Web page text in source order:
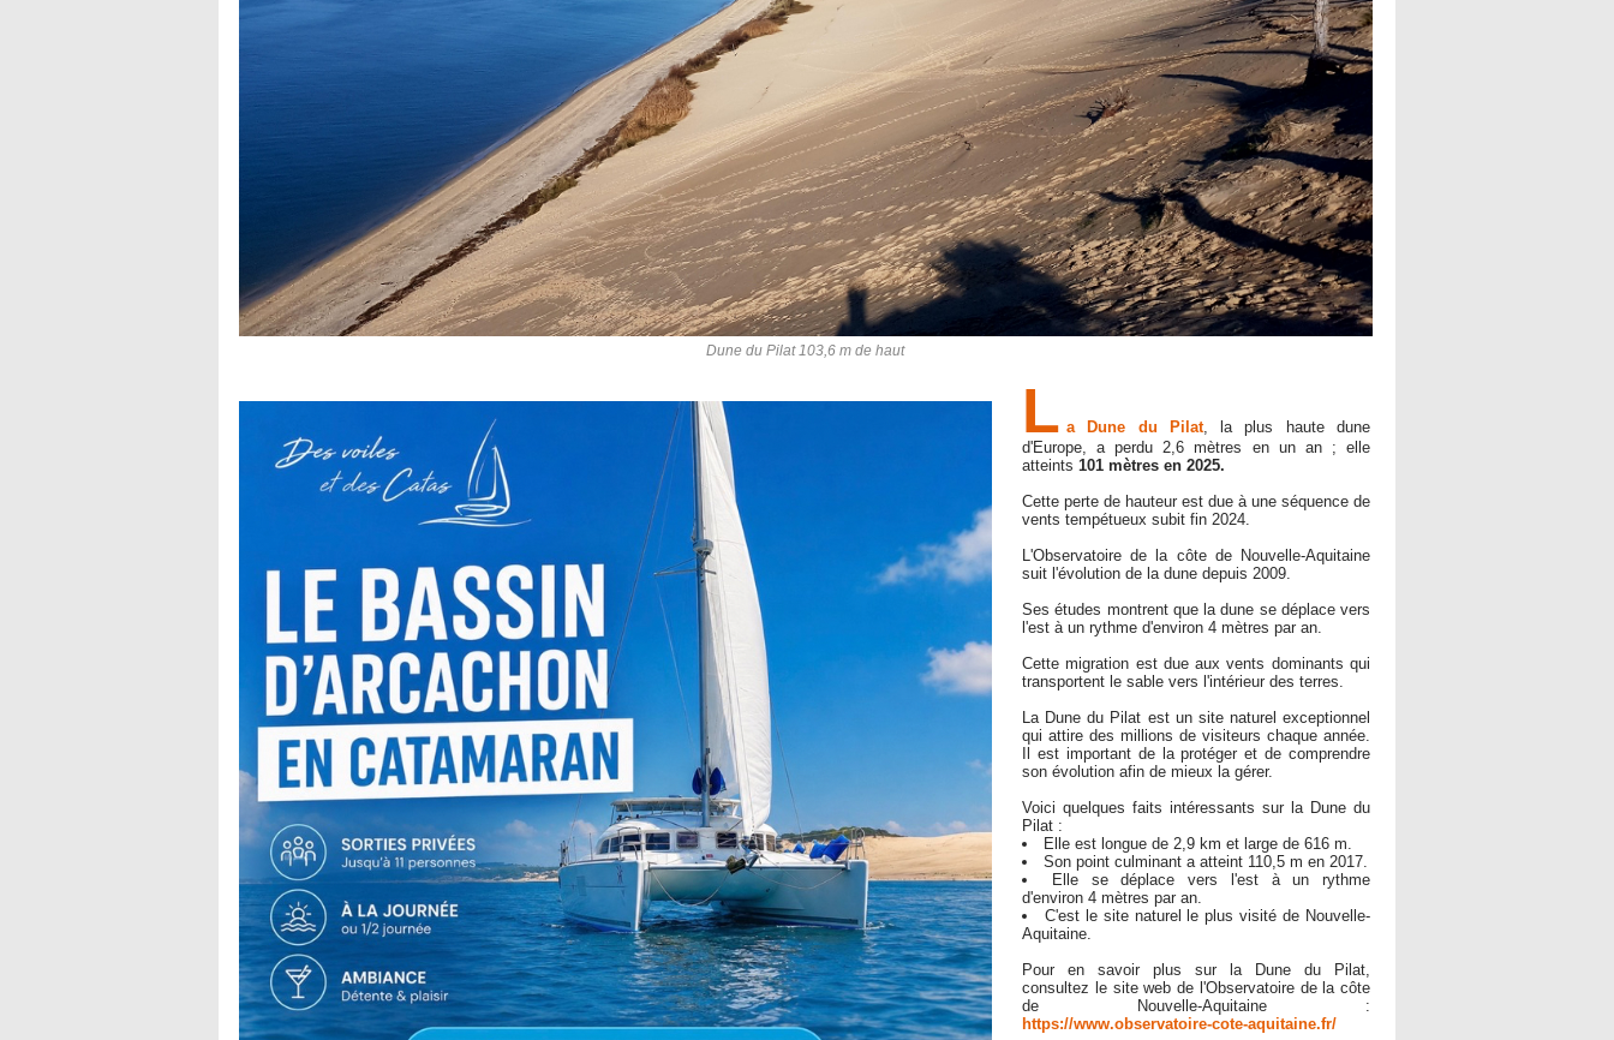
Dune du Pilat 103,6 m de haut
L a Dune du Pilat, la plus haute dune
d'Europe, a perdu 2,6 mètres en un an ; elle
atteints 101 mètres en 2025.
Cette perte de hauteur est due à une séquence de
vents tempétueux subit fin 2024.
L'Observatoire de la côte de Nouvelle-Aquitaine
suit l'évolution de la dune depuis 2009.
Ses études montrent que la dune se déplace vers
l'est à un rythme d'environ 4 mètres par an.
Cette migration est due aux vents dominants qui
transportent le sable vers l'intérieur des terres.
La Dune du Pilat est un site naturel exceptionnel
qui attire des millions de visiteurs chaque année.
Il est important de la protéger et de comprendre
son évolution afin de mieux la gérer.
Voici quelques faits intéressants sur la Dune du
Pilat :
Elle est longue de 2,9 km et large de 616 m.
Son point culminant a atteint 110,5 m en 2017.
Elle se déplace vers l'est à un rythme
d'environ 4 mètres par an.
C'est le site naturel le plus visité de Nouvelle-
Aquitaine.
Pour en savoir plus sur la Dune du Pilat,
consultez le site web de l'Observatoire de la côte
de Nouvelle-Aquitaine :
https://www.observatoire-cote-aquitaine.fr/